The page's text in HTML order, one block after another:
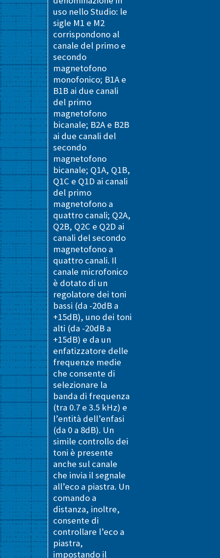
uso nello Studio: le
sigle M1 e M2
corrispondono al
canale del primo e
secondo
magnetofono
monofonico; B1A e
B1B ai due canali
del primo
magnetofono
bicanale; B2A e B2B
ai due canali del
secondo
magnetofono
bicanale; Q1A, Q1B,
Q1C e Q1D ai canali
del primo
magnetofono a
quattro canali; Q2A,
Q2B, Q2C e Q2D ai
canali del secondo
magnetofono a
quattro canali. Il
canale microfonico
è dotato di un
regolatore dei toni
bassi (da -20dB a
+15dB), uno dei toni
alti (da -20dB a
+15dB) e da un
enfatizzatore delle
frequenze medie
che consente di
selezionare la
banda di frequenza
(tra 0.7 e 3.5 kHz) e
l’entità dell’enfasi
(da 0 a 8dB). Un
simile controllo dei
toni è presente
anche sul canale
che invia il segnale
all’eco a piastra. Un
comando a
distanza, inoltre,
consente di
controllare l’eco a
piastra,
impostando il